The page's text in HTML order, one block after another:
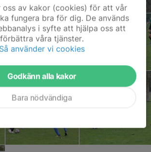
oss av kakor (cookies) för att vår
fungera bra för dig. De används
i syfte att hjälpa oss att
förbättra våra tjänster.
Så använder vi cookies
Godkänn alla kakor
Bara nödvändiga